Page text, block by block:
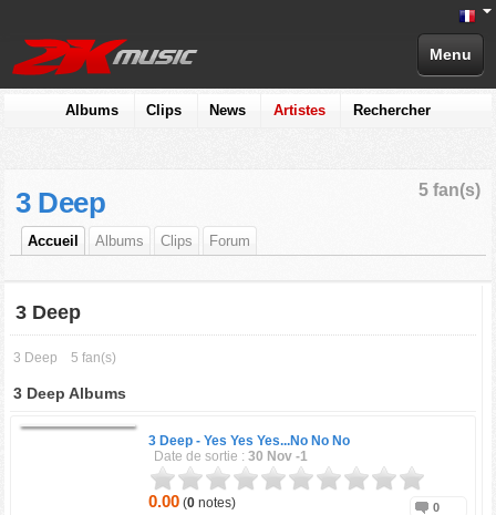
Menu
Albums Clips News Artistes Rechercher
5 fan(s)
3 Deep
Accueil Albums Clips Forum
3 Deep
3 Deep 5 fan(s)
3 Deep Albums
3 Deep -Yes Yes Yes...No No No
Date de sortie :30 Nov -1
0.00 (0 notes) 0